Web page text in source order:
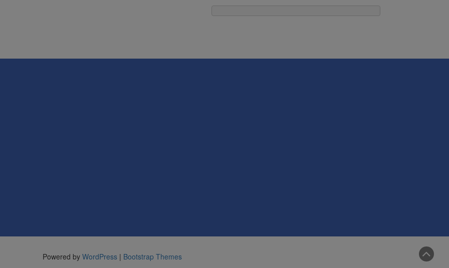
Powered by WordPress | Bootstrap Themes